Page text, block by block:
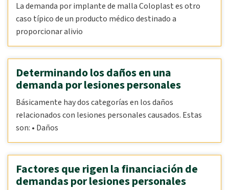
La demanda por implante de malla Coloplast es otro
caso típico de un producto médico destinado a
proporcionar alivio
Determinando los daños en una
demanda por lesiones personales
Básicamente hay dos categorías en los daños
relacionados con lesiones personales causados. Estas
son: • Daños
Factores que rigen la financiación de
demandas por lesiones personales